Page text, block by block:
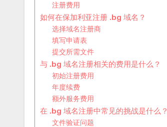
注册费用
如何在保加利亚注册 .bg 域名？
选择域名注册商
填写申请表
提交所需文件
与 .bg 域名注册相关的费用是什么？
初始注册费用
年度续费
额外服务费用
在 .bg 域名注册中常见的挑战是什么？
文件验证问题